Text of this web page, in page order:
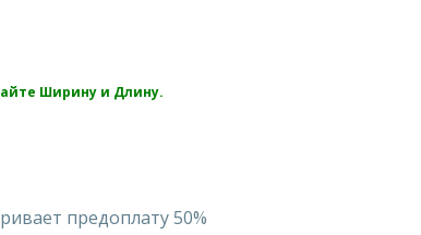
Ширину и Длину.
предоплату 50%